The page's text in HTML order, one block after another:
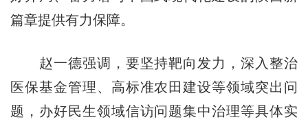
篇章提供有力保障。
赵一德强调，要坚持靶向发力，深入整治
医保基金管理、高标准农田建设等领域突出问
题，办好民生领域信访问题集中治理等具体实